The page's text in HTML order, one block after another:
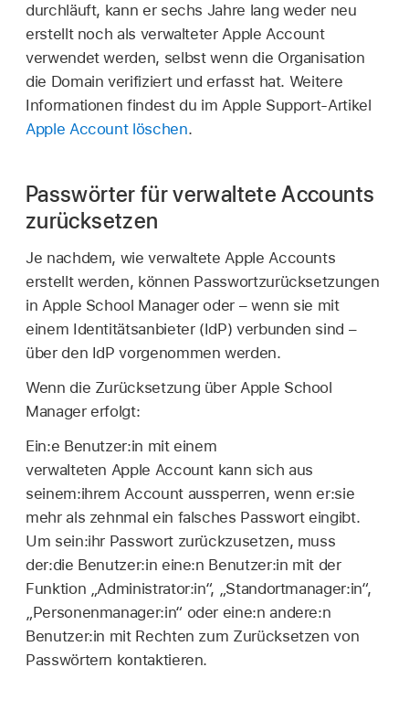
durchläuft, kann er sechs Jahre lang weder neu
erstellt noch als verwalteter Apple Account
verwendet werden, selbst wenn die Organisation
die Domain verifiziert und erfasst hat. Weitere
Informationen findest du im Apple Support-Artikel
Apple Account löschen.
Passwörter für verwaltete Accounts
zurücksetzen
Je nachdem, wieverwaltete Apple Accounts
erstellt werden, können Passwortzurücksetzungen
in Apple School Manager oder – wenn sie mit
einem Identitätsanbieter (IdP) verbunden sind –
über den IdP vorgenommen werden.
Wenn die Zurücksetzung über Apple School
Manager erfolgt:
Ein:e Benutzer:in mit einem
verwalteten Apple Account kann sich aus
seinem:ihrem Account aussperren, wenn er:sie
mehr als zehnmal ein falsches Passwort eingibt.
Um sein:ihr Passwort zurückzusetzen, muss
der:die Benutzer:in eine:n Benutzer:in mit der
Funktion „Administrator:in“, „Standortmanager:in“,
„Personenmanager:in“ oder eine:n andere:n
Benutzer:in mit Rechten zum Zurücksetzen von
Passwörtern kontaktieren.